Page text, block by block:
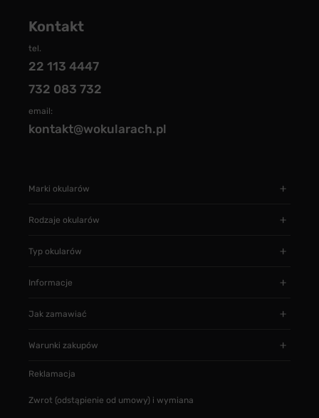
Kontakt
tel.
22 113 4447
732 083 732
email:
kontakt@wokularach.pl
Marki okularów
Rodzaje okularów
Typ okularów
Informacje
Jak zamawiać
Warunki zakupów
Reklamacja
Zwrot (odstąpienie od umowy) i wymiana